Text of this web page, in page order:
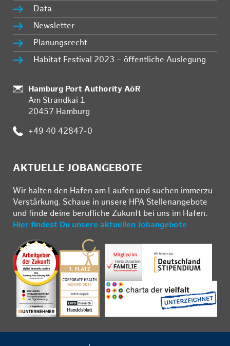
Data
Newsletter
Planungsrecht
Habitat Festival 2023 – öffentliche Auslegung
:
Hamburg Port Authority AöR
Am Strandkai 1
20457 Hamburg
: +49 40 42847-0
AKTUELLE JOBANGEBOTE
Wir hal­ten den Ha­fen am Lau­fen und su­chen im­mer­zu
Ver­stär­kung. Schau­e in un­se­re HPA Stel­len­an­ge­bo­te
und fin­de deine be­ruf­li­che Zu­kunft bei uns im Ha­fen.
Hier findest Du unsere aktuellen Jobangebote